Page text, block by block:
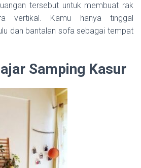
tersebut untuk membuat rak
vertikal. Kamu hanya tinggal
dan bantalan sofa sebagai tempat
Samping Kasur